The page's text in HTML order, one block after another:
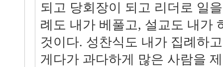
되고 당회장이 되고 리더로 일
례도 내가 베풀고, 설교도 내가
것이다. 성찬식도 내가 집례하
게다가 과다하게 많은 사람을